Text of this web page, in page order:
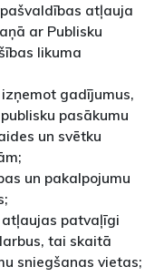
atļauja
ar Publisku
likuma
gadījumus,
pasākumu
un svētku
un pakalpojumu
atļaujas patvaļīgi
tai skaitā
sniegšanas vietas;